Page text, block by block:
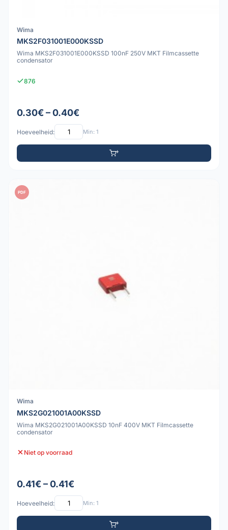
Wima
MKS2F031001E000KSSD
Wima MKS2F031001E000KSSD 100nF 250V MKT Filmcassette
condensator
876
0.30€ – 0.40€
Hoeveelheid: Min: 1
PDF
Wima
MKS2G021001A00KSSD
Wima MKS2G021001A00KSSD 10nF 400V MKT Filmcassette
condensator
Niet op voorraad
0.41€ – 0.41€
Hoeveelheid: Min: 1